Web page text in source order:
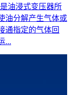
油浸式变压器所
油分解产生气体或
通指定的气体回
...